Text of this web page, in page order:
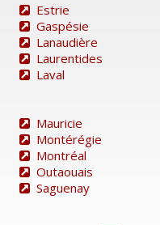
Estrie
Gaspésie
Lanaudière
Laurentides
Laval
Mauricie
Montérégie
Montréal
Outaouais
Saguenay